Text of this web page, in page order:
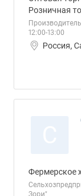
Розничная
12:00-13:00
Россия,
Фермерское
Зори"